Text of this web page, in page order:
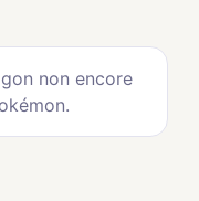
non encore